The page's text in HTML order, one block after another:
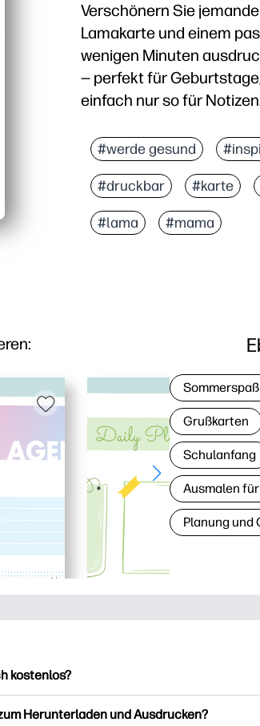
Verschönern Sie
Lamakarte und einem
wenigen Minuten
— perfekt für
einfach nur so für
Zeitsparend —
Kein Aufwand — auf
Fesselt Kinder —
Polierte Optik — der
#werde gesund
#druckbar #karte
#lama #mama
Sommerspaß
Grußkarten
Schulanfang
Ausmalen
Planung und
kostenlos?
Herunterladen und Ausdrucken?